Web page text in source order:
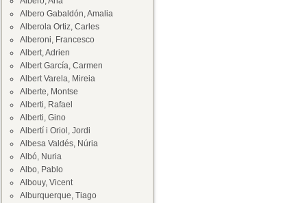
Albero Gabaldón, Amalia
Alberola Ortiz, Carles
Alberoni, Francesco
Albert, Adrien
Albert García, Carmen
Albert Varela, Mireia
Alberte, Montse
Alberti, Rafael
Alberti, Gino
Albertí i Oriol, Jordi
Albesa Valdés, Núria
Albó, Nuria
Albo, Pablo
Albouy, Vicent
Alburquerque, Tiago